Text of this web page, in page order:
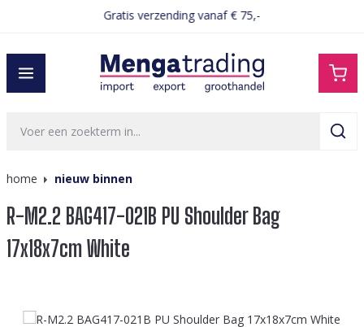
Gratis verzending vanaf € 75,-
home nieuw binnen
R-M2.2 BAG417-021B PU Shoulder Bag
17x18x7cm White
Afbeeldingengalerij overslaan